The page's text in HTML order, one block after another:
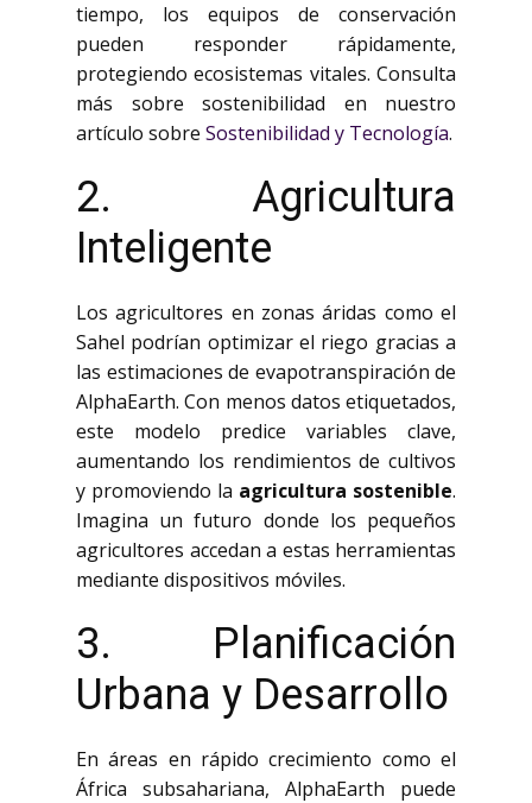
tiempo, los equipos de conservación
pueden responder rápidamente,
protegiendo ecosistemas vitales. Consulta
más sobre sostenibilidad en nuestro
artículo sobre Sostenibilidad y Tecnología.
2. Agricultura
Inteligente
Los agricultores en zonas áridas como el
Sahel podrían optimizar el riego gracias a
las estimaciones de evapotranspiración de
AlphaEarth. Con menos datos etiquetados,
este modelo predice variables clave,
aumentando los rendimientos de cultivos
y promoviendo la agricultura sostenible.
Imagina un futuro donde los pequeños
agricultores accedan a estas herramientas
mediante dispositivos móviles.
3. Planificación
Urbana y Desarrollo
En áreas en rápido crecimiento como el
África subsahariana, AlphaEarth puede